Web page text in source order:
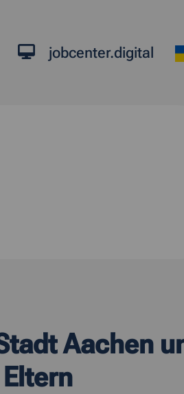
jobcenter.digital
Aachen